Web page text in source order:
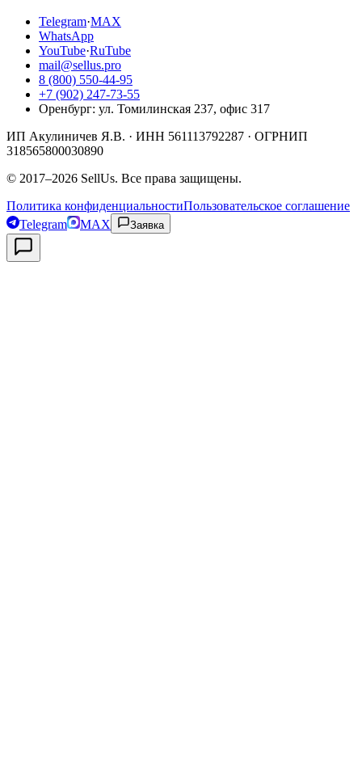
Telegram·MAX
WhatsApp
YouTube·RuTube
mail@sellus.pro
8 (800) 550-44-95
+7 (902) 247-73-55
Оренбург: ул. Томилинская 237, офис 317
ИП Акулиничев Я.В. · ИНН 561113792287 · ОГРНИП
318565800030890
© 2017–2026 SellUs. Все права защищены.
Политика конфиденциальностиПользовательское соглашение
Telegram
MAX Заявка